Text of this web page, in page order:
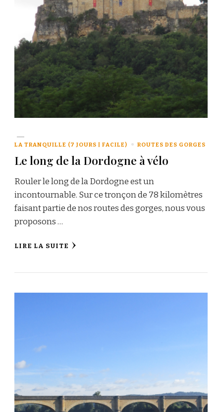
LA TRANQUILLE (7 JOURS | FACILE) ROUTES DES GORGES
Le long de la Dordogne à vélo
Rouler le long de la Dordogne est un
incontournable. Sur ce tronçon de 78 kilomètres
faisant partie de nos routes des gorges, nous vous
proposons …
LIRE LA SUITE